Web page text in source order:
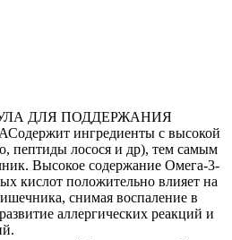
ДЛЯ ПОДДЕРЖАНИЯ
ингредиенты с высокой
пептиды лосося и др), тем самым
Высокое содержание Омега-3-
кислот положительно влияет на
снимая воспаление в
аллергических реакций и